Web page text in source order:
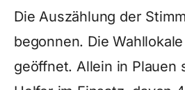
Die Auszählung der
begonnen. Die
geöffnet. Allein in Plauen